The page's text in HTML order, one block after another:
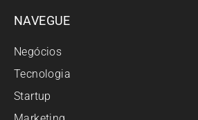
NAVEGUE
Negócios
Tecnologia
Startup